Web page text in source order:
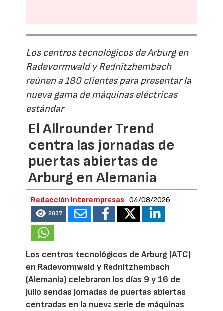
Los centros tecnológicos de Arburg en
Radevormwald y Rednitzhembach
reúnen a 180 clientes para presentar la
nueva gama de máquinas eléctricas
estándar
El Allrounder Trend
centra las jornadas de
puertas abiertas de
Arburg en Alemania
Redacción Interempresas 04/08/2026
2037
Los centros tecnológicos de Arburg (ATC)
en Radevormwald y Rednitzhembach
(Alemania) celebraron los días 9 y 16 de
julio sendas jornadas de puertas abiertas
centradas en la nueva serie de máquinas